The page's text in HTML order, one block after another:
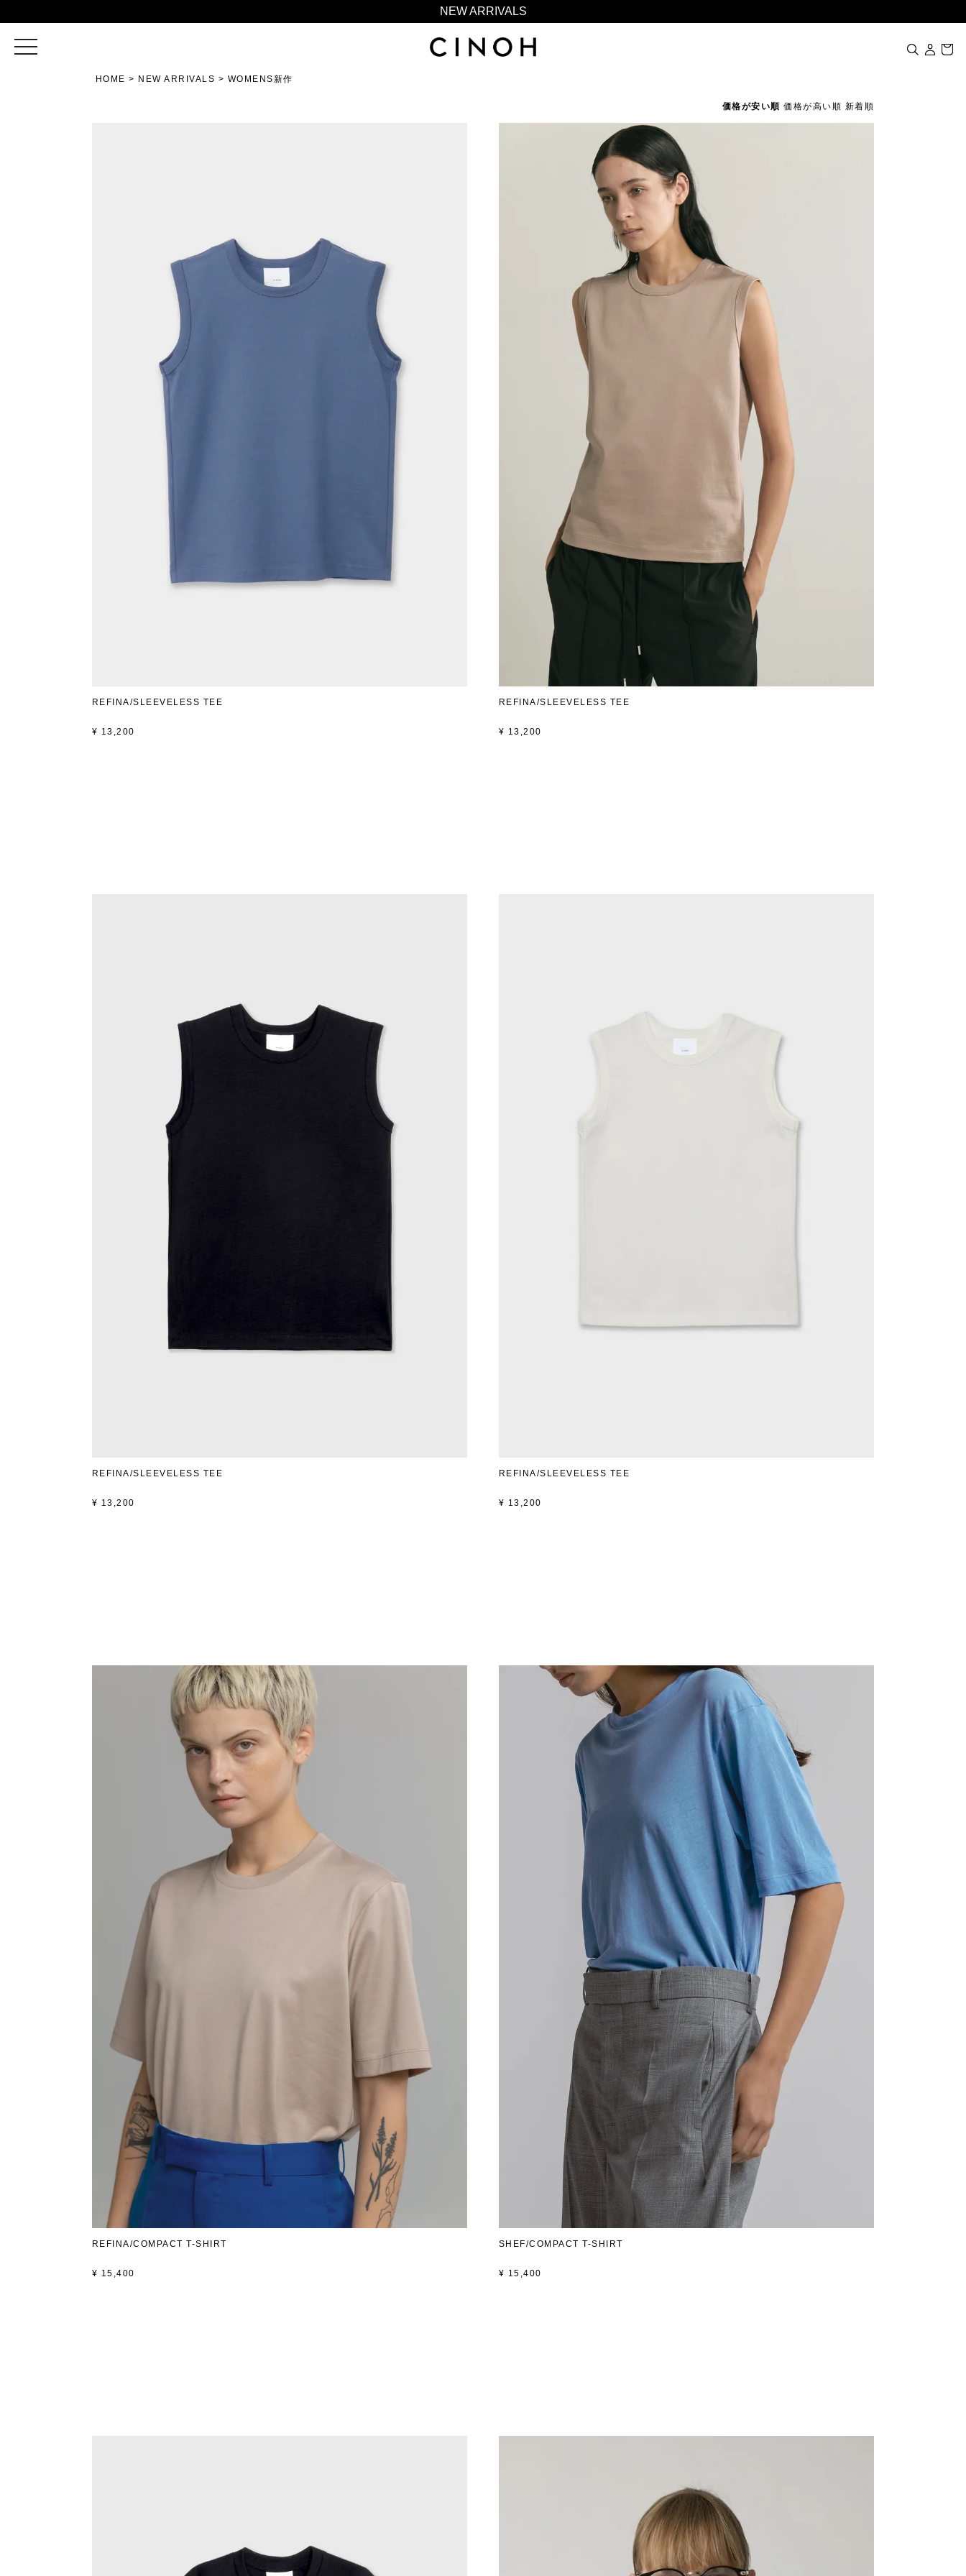
NEW ARRIVALS
ニュースレター登録で¥1,000クーポン進呈
新規会員登録500ポイントプレゼント
toggle
HOME NEW ARRIVALS WOMENS新作
価格が安い順 価格が高い順 新着順
REFINA/SLEEVELESS TEE
¥ 13,200
REFINA/SLEEVELESS TEE
¥ 13,200
REFINA/SLEEVELESS TEE
¥ 13,200
REFINA/SLEEVELESS TEE
¥ 13,200
REFINA/COMPACT T-SHIRT
¥ 15,400
SHEF/COMPACT T-SHIRT
¥ 15,400